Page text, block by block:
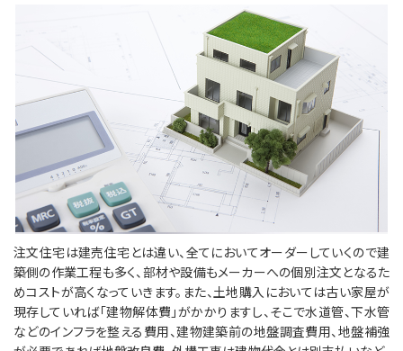
注文住宅は建売住宅とは違い、全てにおいてオーダーしていくので建
築側の作業工程も多く、部材や設備もメーカーへの個別注文となるた
めコストが高くなっていきます。また、土地購入においては古い家屋が
現存していれば「建物解体費」がかかりますし、そこで水道管、下水管
などのインフラを整える費用、建物建築前の地盤調査費用、地盤補強